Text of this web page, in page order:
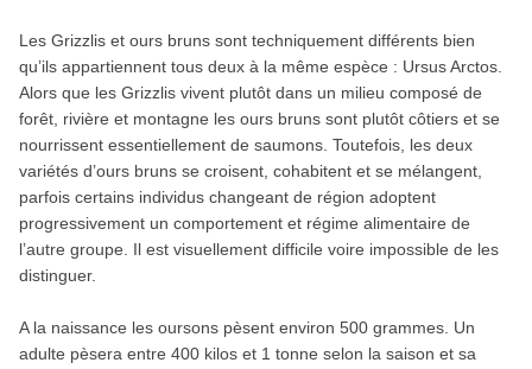
Les Grizzlis et ours bruns sont techniquement différents bien
qu’ils appartiennent tous deux à la même espèce : Ursus Arctos.
Alors que les Grizzlis vivent plutôt dans un milieu composé de
forêt, rivière et montagne les ours bruns sont plutôt côtiers et se
nourrissent essentiellement de saumons. Toutefois, les deux
variétés d’ours bruns se croisent, cohabitent et se mélangent,
parfois certains individus changeant de région adoptent
progressivement un comportement et régime alimentaire de
l’autre groupe. Il est visuellement difficile voire impossible de les
distinguer.
A la naissance les oursons pèsent environ 500 grammes. Un
adulte pèsera entre 400 kilos et 1 tonne selon la saison et sa